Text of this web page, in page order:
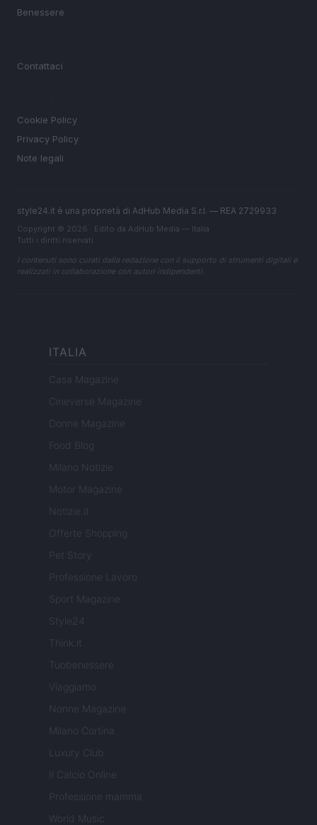
Benessere
Contattaci
Cookie Policy
Privacy Policy
Note legali
style24.it è una proprietà di AdHub Media S.r.l. — REA 2729933
Copyright © 2026 · Edito da AdHub Media — Italia
Tutti i diritti riservati
I contenuti sono curati dalla redazione con il supporto di strumenti digitali e
realizzati in collaborazione con autori indipendenti.
ITALIA
Casa Magazine
Cineverse Magazine
Donne Magazine
Food Blog
Milano Notizie
Motor Magazine
Notizie.it
Offerte Shopping
Pet Story
Professione Lavoro
Sport Magazine
Style24
Think.it
Tuobenessere
Viaggiamo
Nonne Magazine
Milano Cortina
Luxury Club
Il Calcio Online
Professione mamma
World Music